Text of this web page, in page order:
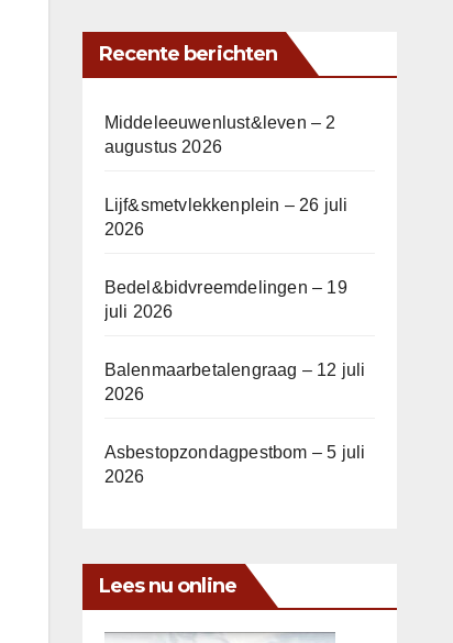
Recente berichten
Middeleeuwenlust&leven – 2
augustus 2026
Lijf&smetvlekkenplein – 26 juli
2026
Bedel&bidvreemdelingen – 19
juli 2026
Balenmaarbetalengraag – 12 juli
2026
Asbestopzondagpestbom – 5 juli
2026
Lees nu online